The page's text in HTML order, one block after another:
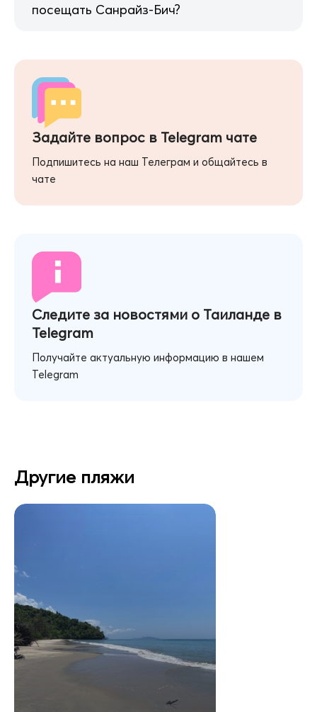
посещать Санрайз-Бич?
Задайте вопрос в Telegram чате
Подпишитесь на наш Телеграм и общайтесь в
чате
Следите за новостями о Таиланде в
Telegram
Получайте актуальную информацию в нашем
Telegram
Другие пляжи